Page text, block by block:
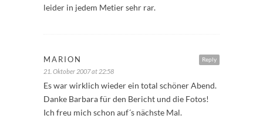
leider in jedem Metier sehr rar.
Reply
MARION
21. Oktober 2007 at 22:58
Es war wirklich wieder ein total schöner Abend.
Danke Barbara für den Bericht und die Fotos!
Ich freu mich schon auf´s nächste Mal.